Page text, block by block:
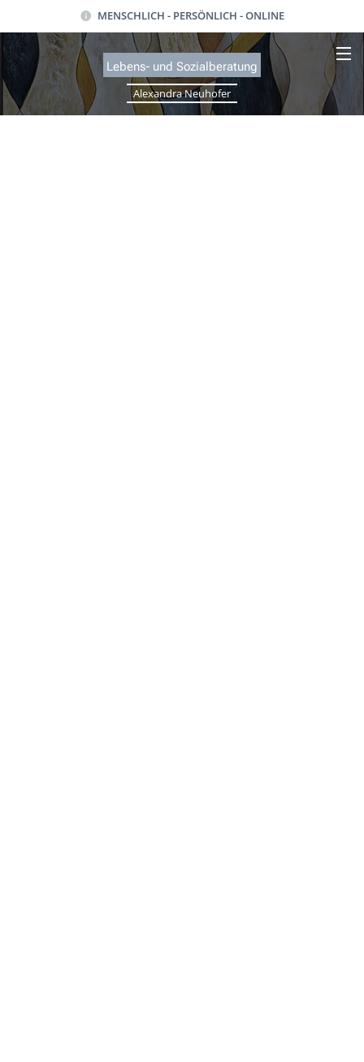
MENSCHLICH - PERSÖNLICH - ONLINE
Lebens- und Sozialberatung
Alexandra Neuhofer